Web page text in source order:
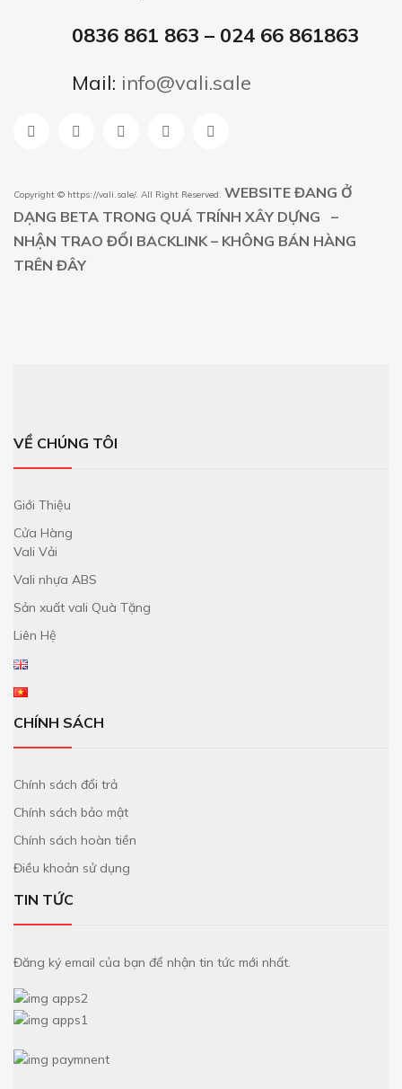
0836 861 863 – 024 66 861863
Mail: info@vali.sale
Copyright © https://vali.sale/. All Right Reserved. WEBSITE ĐANG Ở
DẠNG BETA TRONG QUÁ TRÍNH XÂY DỰNG –
NHẬN TRAO ĐỔI BACKLINK – KHÔNG BÁN HÀNG
TRÊN ĐÂY
VỀ CHÚNG TÔI
Giới Thiệu
Cửa Hàng
Vali Vải
Vali nhựa ABS
Sản xuất vali Quà Tặng
Liên Hệ
CHÍNH SÁCH
Chính sách đổi trả
Chính sách bảo mật
Chính sách hoàn tiền
Điều khoản sử dụng
TIN TỨC
Đăng ký email của bạn để nhận tin tức mới nhất.